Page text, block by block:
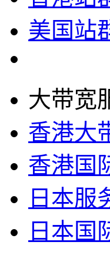
美国站
大带宽
香港大
香港国
日本服
日本国